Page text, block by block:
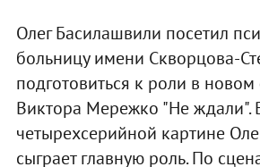
Олег Басилашвили посетил
больницу имени Скворцова-
подготовиться к роли в
Виктора Мережко "Не ждали".
четырехсерийной картине
сыграет главную роль. По